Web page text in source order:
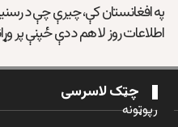
په افغانستان کې، چیرې چې د
اطلاعات روز لا هم د دې ځپنې پر
چټک لاسرسی
رپوټونه